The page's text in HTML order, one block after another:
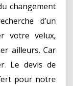
changement
d’un
votre velux,
ailleurs. Car
Le devis de
pour notre